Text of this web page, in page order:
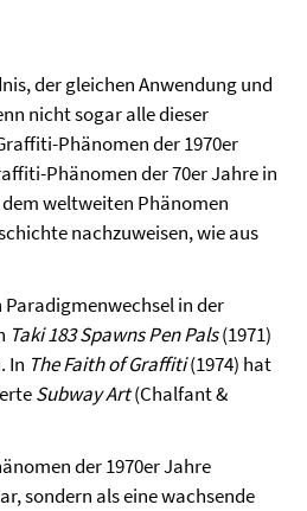
der gleichen Anwendung und
nicht sogar alle dieser
Phänomen der 1970er
Phänomen der 70er Jahre in
weltweiten Phänomen
nachzuweisen, wie aus
in der
Taki 183 Spawns Pen Pals(1971)
In The Faith of Graffiti(1974) hat
Subway Art(Chalfant &
der 1970er Jahre
sondern als eine wachsende